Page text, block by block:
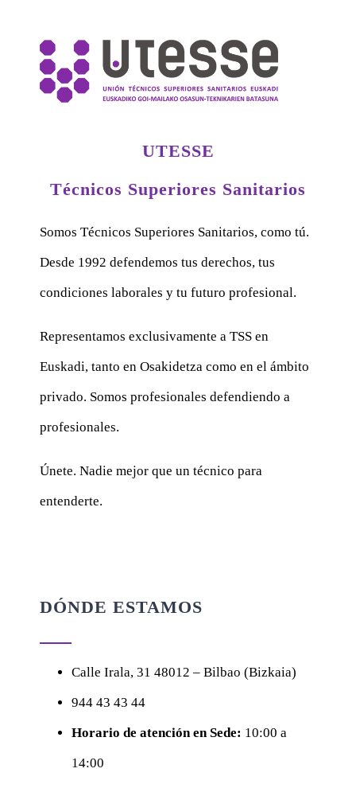
UTESSE
Técnicos Superiores Sanitarios
Somos Técnicos Superiores Sanitarios, como tú.
Desde 1992 defendemos tus derechos, tus
condiciones laborales y tu futuro profesional.
Representamos exclusivamente a TSS en
Euskadi, tanto en Osakidetza como en el ámbito
privado. Somos profesionales defendiendo a
profesionales.
Únete. Nadie mejor que un técnico para
entenderte.
DÓNDE ESTAMOS
Calle Irala, 31 48012 – Bilbao (Bizkaia)
944 43 43 44
Horario de atención en Sede: 10:00 a
14:00